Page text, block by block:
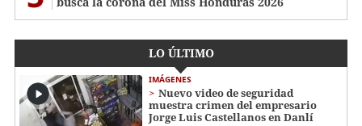
LO ÚLTIMO
IMÁGENES
Nuevo video de seguridad
muestra crimen del empresario
Jorge Luis Castellanos en Danlí